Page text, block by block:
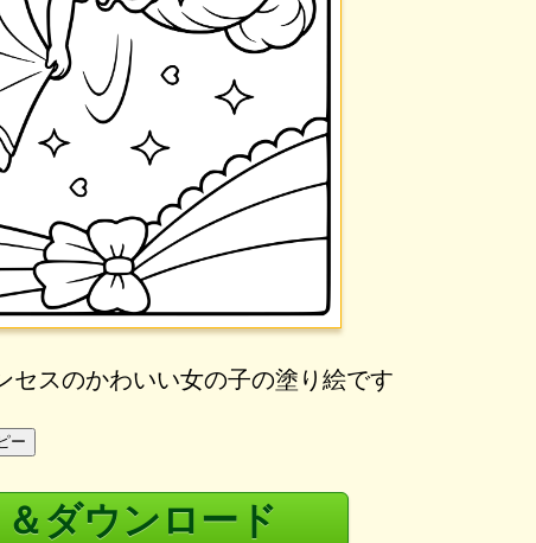
セスのかわいい女の子の塗り絵です
ー
ダウンロード